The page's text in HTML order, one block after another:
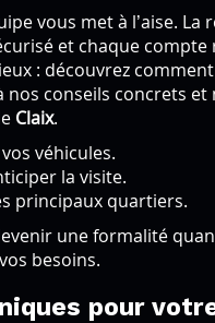
vous met à l’aise. La
et chaque
: découvrez
nos conseils concrets
Claix.
véhicules.
la visite.
principaux quartiers.
une formalité
besoins.
pour